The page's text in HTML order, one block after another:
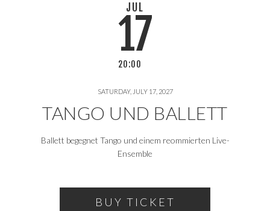
BUY TICKET
20:00
17
SATURDAY, JULY 17, 2027
TANGO UND BALLETT
Ballett begegnet Tango und einem reommierten Live-
Ensemble
JUL